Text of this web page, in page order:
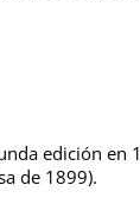
edición en
de 1899).